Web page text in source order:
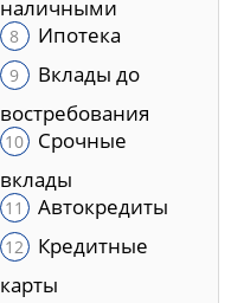
наличными
Ипотека
Вклады до
востребования
Срочные
вклады
Автокредиты
Кредитные
карты